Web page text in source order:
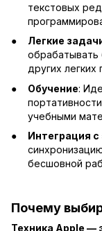
текстовых
Легкие
обрабатывать
других легких
Обучение:
учебными
Интеграция
бесшовной
Почему
Техника Apple —